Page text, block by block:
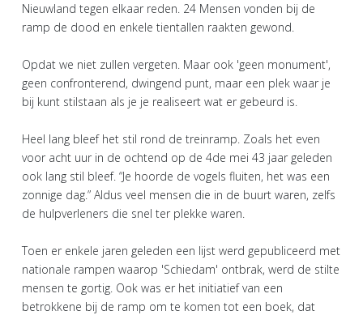
Nieuwland tegen elkaar reden. 24 Mensen vonden bij de
ramp de dood en enkele tientallen raakten gewond.
Opdat we niet zullen vergeten. Maar ook 'geen monument',
geen confronterend, dwingend punt, maar een plek waar je
bij kunt stilstaan als je je realiseert wat er gebeurd is.
Heel lang bleef het stil rond de treinramp. Zoals het even
voor acht uur in de ochtend op de 4de mei 43 jaar geleden
ook lang stil bleef. “Je hoorde de vogels fluiten, het was een
zonnige dag.” Aldus veel mensen die in de buurt waren, zelfs
de hulpverleners die snel ter plekke waren.
Toen er enkele jaren geleden een lijst werd gepubliceerd met
nationale rampen waarop 'Schiedam' ontbrak, werd de stilte
mensen te gortig. Ook was er het initiatief van een
betrokkene bij de ramp om te komen tot een boek, dat